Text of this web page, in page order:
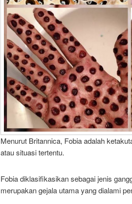
Menurut Britannica, Fobia adalah
atau situasi tertentu.
Fobia diklasifikasikan sebagai jenis
merupakan gejala utama yang dialami